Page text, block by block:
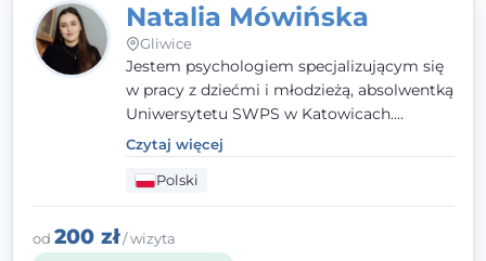
Natalia Mówińska
Gliwice
Jestem psychologiem specjalizującym się
w pracy z dziećmi i młodzieżą, absolwentką
Uniwersytetu SWPS w Katowicach.
Prowadzę konsultacje oraz terapię
nastawioną na potrzeby dziecka i jego
rodziny. Najważniejsze jest dla mnie
stworzenie bezpiecznego miejsca, w
którym dziecko czuje się zauważone i
zrozumiane.
Czytaj więcej
Polski
od 200 zł/ wizyta